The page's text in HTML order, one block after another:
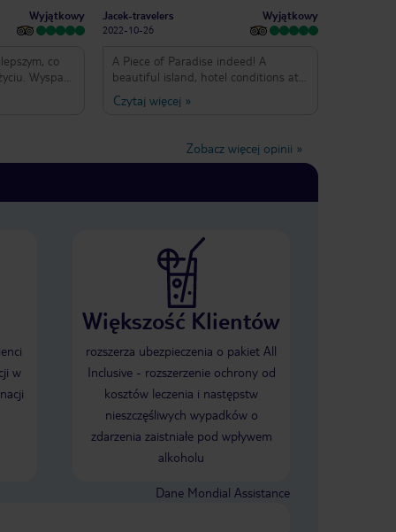
Wyjątkowy
co
Wyspa
był
z Sunsetu.
hotelu,
Jacek-travelers
2022-10-26
Wyjątkowy
A Piece of Paradise indeed! A
beautiful island, hotel conditions at
the highest level. The hotel staff
tries to fulfill all your wishes. Special
Kawałek Raju ! Wyspa przepiękna,
warunki hotelowe na najwyższym
Specjalne podziękowania dla Sandy!
Czytaj więcej »
Zobacz więcej opinii »
w
Większość Klientów
rozszerza ubezpieczenia o pakiet All
Inclusive - rozszerzenie ochrony od
kosztów leczenia i następstw
nieszczęśliwych wypadków o
zdarzenia zaistniałe pod wpływem
alkoholu
Dane Mondial Assistance